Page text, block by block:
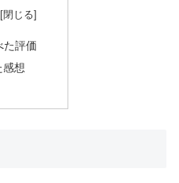
た評価
感想